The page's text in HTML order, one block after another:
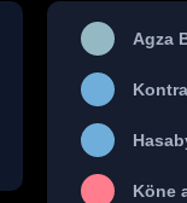
Agza
Köne